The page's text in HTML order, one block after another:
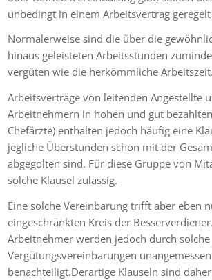
unbedingt in einem Arbeitsvertrag
Normalerweise sind die über die
hinaus geleisteten Arbeitsstunden
vergüten wie die herkömmliche Arbeitszeit.
Arbeitsverträge von leitenden Angestellte
Arbeitnehmern in hohen und gut
Chefärzte) enthalten jedoch häufig eine
jegliche Überstunden schon mit der
abgegolten sind. Für diese Gruppe von
solche Klausel zulässig.
Eine solche Vereinbarung trifft aber eben
eingeschränkten Kreis der
Arbeitnehmer werden jedoch durch solche
Vergütungsvereinbarungen unangemessen
benachteiligt.Derartige Klauseln sind